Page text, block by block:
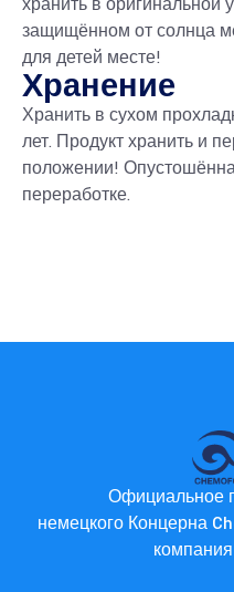
хранить в оригинальной
защищённом от солнца
для детей месте!
Хранение
Хранить в сухом
лет. Продукт хранить и
положении!
переработке.
Официальное
немецкого Концерна